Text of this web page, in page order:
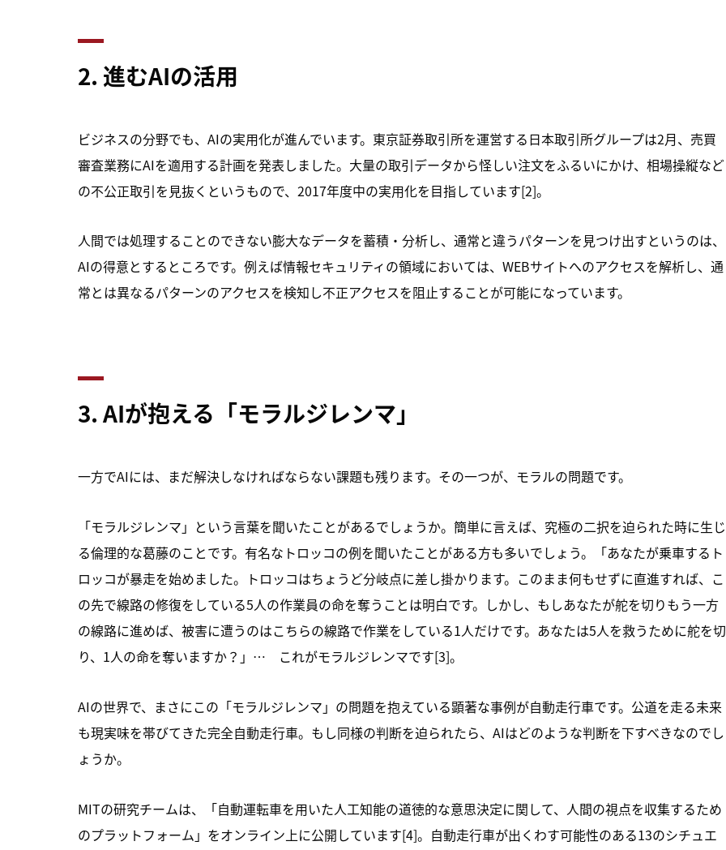
2. 進むAIの活用
ビジネスの分野でも、AIの実用化が進んでいます。東京証券取引所を運営する日本取引所グループは2月、売買
審査業務にAIを適用する計画を発表しました。大量の取引データから怪しい注文をふるいにかけ、相場操縦など
の不公正取引を見抜くというもので、2017年度中の実用化を目指しています[2]。
人間では処理することのできない膨大なデータを蓄積・分析し、通常と違うパターンを見つけ出すというのは、
AIの得意とするところです。例えば情報セキュリティの領域においては、WEBサイトへのアクセスを解析し、通
常とは異なるパターンのアクセスを検知し不正アクセスを阻止することが可能になっています。
3.AIが抱える「モラルジレンマ」
一方でAIには、まだ解決しなければならない課題も残ります。その一つが、モラルの問題です。
「モラルジレンマ」という言葉を聞いたことがあるでしょうか。簡単に言えば、究極の二択を迫られた時に生じ
る倫理的な葛藤のことです。有名なトロッコの例を聞いたことがある方も多いでしょう。「あなたが乗車するト
ロッコが暴走を始めました。トロッコはちょうど分岐点に差し掛かります。このまま何もせずに直進すれば、こ
の先で線路の修復をしている5人の作業員の命を奪うことは明白です。しかし、もしあなたが舵を切りもう一方
の線路に進めば、被害に遭うのはこちらの線路で作業をしている1人だけです。あなたは5人を救うために舵を切
り、1人の命を奪いますか？」… これがモラルジレンマです[3]。
AIの世界で、まさにこの「モラルジレンマ」の問題を抱えている顕著な事例が自動走行車です。公道を走る未来
も現実味を帯びてきた完全自動走行車。もし同様の判断を迫られたら、AIはどのような判断を下すべきなのでし
ょうか。
MITの研究チームは、「自動運転車を用いた人工知能の道徳的な意思決定に関して、人間の視点を収集するため
のプラットフォーム」をオンライン上に公開しています[4]。自動走行車が出くわす可能性のある13のシチュエ